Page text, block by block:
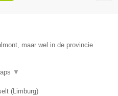
maar wel in de provincie
▼
(Limburg)